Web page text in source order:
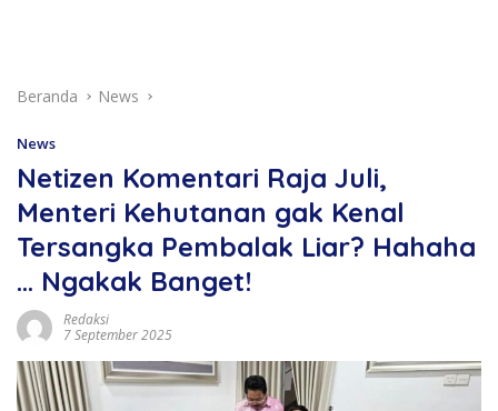
Beranda News
News
Netizen Komentari Raja Juli,
Menteri Kehutanan gak Kenal
Tersangka Pembalak Liar? Hahaha
… Ngakak Banget!
Redaksi
7 September 2025